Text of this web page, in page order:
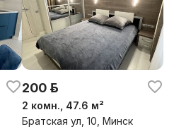
200 р.
2 комн., 47.6 м²
Братская ул, 10, Минск